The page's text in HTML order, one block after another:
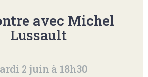
avec Michel
Lussault
2 juin à 18h30